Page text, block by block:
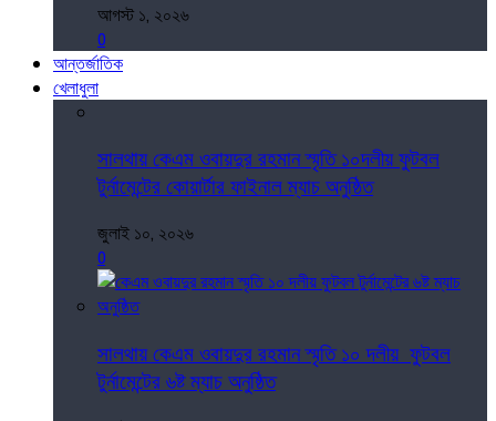
আগস্ট ১, ২০২৬
0
আন্তর্জাতিক
খেলাধুলা
সালথায় কেএম ওবায়দুর রহমান স্মৃতি ১০দলীয় ফুটবল
টুর্নামেন্টের কোয়ার্টার ফাইনাল ম্যাচ অনুষ্ঠিত
জুলাই ১০, ২০২৬
0
সালথায় কেএম ওবায়দুর রহমান স্মৃতি ১০ দলীয় ফুটবল
টুর্নামেন্টের ৬ষ্ট ম্যাচ অনুষ্ঠিত